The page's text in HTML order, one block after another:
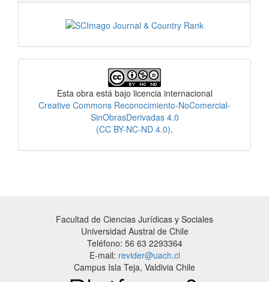
Esta obra está bajo licencia internacional
Creative Commons Reconocimiento-NoComercial-
SinObrasDerivadas 4.0
(CC BY-NC-ND 4.0).
Facultad de Ciencias Jurídicas y Sociales
Universidad Austral de Chile
Teléfono: 56 63 2293364
E-mail: revider@uach.cl
Campus Isla Teja, Valdivia Chile